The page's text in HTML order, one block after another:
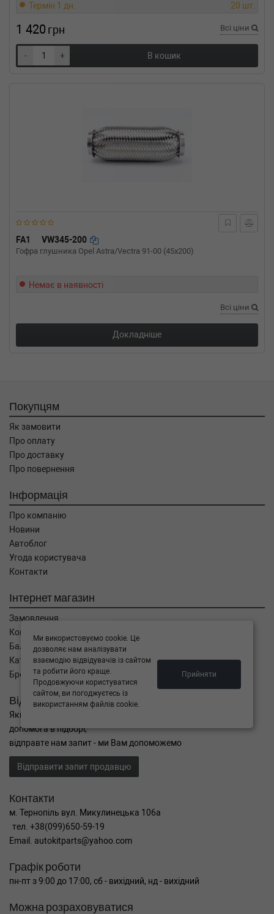
Термін 1 дн. 20 шт.
1 420 грн Всі ціни
- + В кошик
FA1 VW345-200
Гофра глушника Opel Astra/Vectra 91-00 (45x200)
Немає в наявності
Всі ціни
Докладніше
Покупцям
Як замовити
Про оплату
Про доставку
Про повернення
Інформація
Про компанію
Новини
Автоблог
Угода користувача
Контакти
Інтернет магазин
Замовлення
Кошик
Баланс
Каталог товарів
Бренди
Відправити запит
Якщо Ви не знайшли потрібні запчастини, або Вам потрібна
допомога в підборі,
відправте нам запит - ми Вам допоможемо
Відправити запит продавцю
Контакти
м. Тернопіль вул. Микулинецька 106а
тел. +38(099)650-59-19
Email. autokitparts@yahoo.com
Графік роботи
пн-пт з 9:00 до 17:00, сб - вихідний, нд - вихідний
Можна розраховуватися
Ми використовуємо cookie. Це
дозволяє нам аналізувати
взаємодію відвідувачів із сайтом
та робити його краще.
Продовжуючи користуватися
сайтом, ви погоджуєтесь із
використанням файлів cookie.
Прийняти